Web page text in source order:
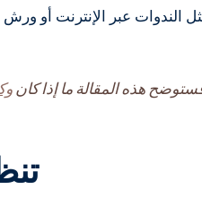
الندوات عبر الإنترنت أو
هذه المقالة ما إذا كان